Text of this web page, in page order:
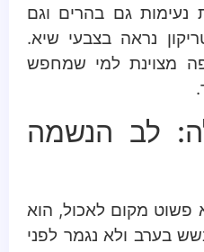
נעימות גם בהרים וגם
נראה בצבעי שיא.
מצוינת למי שמחפש
לב הנשמה
פשוט מקום לאכול, הוא
בערב ולא נגמר לפני